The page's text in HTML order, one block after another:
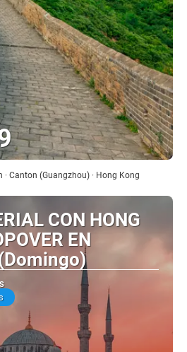
Ver
· Canton (Guangzhou) · Hong Kong
CON HONG
EN